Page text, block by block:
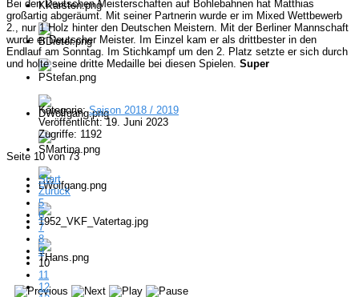
Bei den Deutschen Meisterschaften auf Bohlebahnen hat Matthias
großartig abgeräumt. Mit seiner Partnerin wurde er im Mixed Wettbewerb
2., nur 1 Holz hinter den Deutschen Meistern. Mit der Berliner Mannschaft
wurde er Deutscher Meister. Im Einzel kam er als drittbester in den
Endlauf am Sonntag. Im Stichkampf um den 2. Platz setzte er sich durch
und holte seine dritte Medaille bei diesen Spielen. Super
Kategorie:Saison 2018 / 2019
Veröffentlicht: 19. Juni 2023
Zugriffe: 1192
Seite 10 von 73
Start
Zurück
5
6
7
8
9
10
11
12